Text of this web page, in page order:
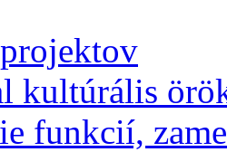
kultúrális
funkcií,